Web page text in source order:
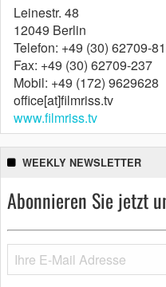
Leinestr. 48
12049 Berlin
Telefon: +49 (30) 62709-
Fax: +49 (30) 62709-237
Mobil: +49 (172) 9629628
office[at]filmriss.tv
www.filmriss.tv
WEEKLY NEWSLETTER
Abonnieren Sie jetzt